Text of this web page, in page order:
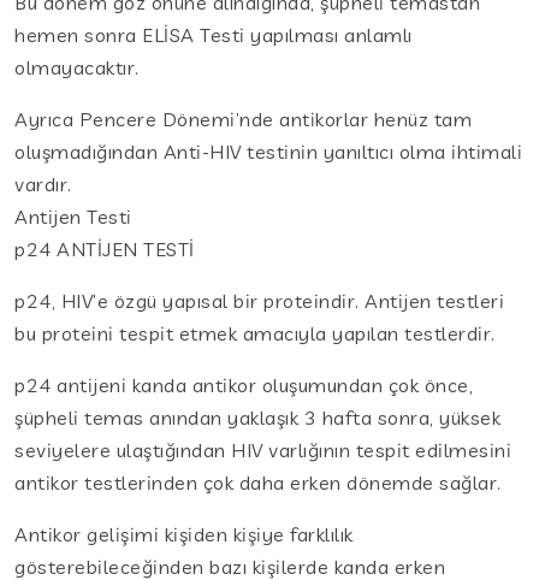
hemen sonra ELİSA Testi yapılması anlamlı
olmayacaktır.
Ayrıca Pencere Dönemi’nde antikorlar henüz tam
oluşmadığından Anti-HIV testinin yanıltıcı olma ihtimali
vardır.
Antijen Testi
p24 ANTİJEN TESTİ
p24, HIV’e özgü yapısal bir proteindir. Antijen testleri
bu proteini tespit etmek amacıyla yapılan testlerdir.
p24 antijeni kanda antikor oluşumundan çok önce,
şüpheli temas anından yaklaşık 3 hafta sonra, yüksek
seviyelere ulaştığından HIV varlığının tespit edilmesini
antikor testlerinden çok daha erken dönemde sağlar.
Antikor gelişimi kişiden kişiye farklılık
gösterebileceğinden bazı kişilerde kanda erken